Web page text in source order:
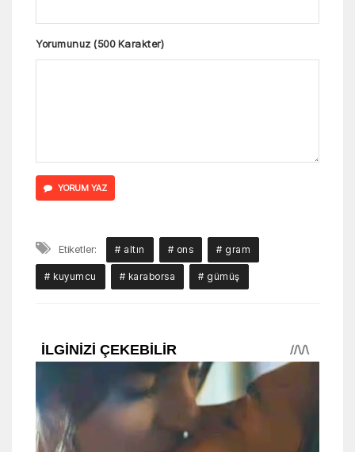
Yorumunuz (500 Karakter)
YORUM YAZ
Etiketler: # altın # ons # gram
# kuyumcu # karaborsa # gümüş